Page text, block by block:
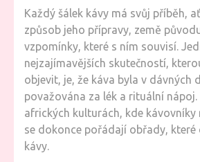
Každý šálek kávy má svůj příběh,
způsob jeho přípravy, země
vzpomínky, které s ním souvisí.
nejzajímavějších skutečností,
objevit, je, že káva byla v dávných
považována za lék a rituální nápoj.
afrických kulturách, kde
se dokonce pořádají obřady, které
kávy.